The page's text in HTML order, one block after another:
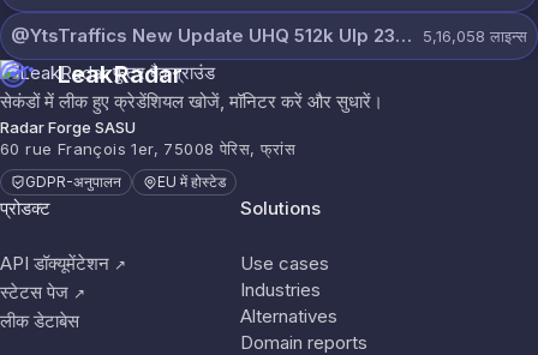
@YtsTraffics New Update UHQ 512k Ulp 23-4-2026.txt 5,16,058 लाइन्स
LeakRadar
सेकंडों में लीक हुए क्रेडेंशियल खोजें, मॉनिटर करें और सुधारें।
Radar Forge SASU
60 rue François 1er, 75008 पेरिस, फ्रांस
GDPR-अनुपालन EU में होस्टेड
प्रोडक्ट
API डॉक्यूमेंटेशन ↗
स्टेटस पेज ↗
लीक डेटाबेस
Solutions
Use cases
Industries
Alternatives
Domain reports